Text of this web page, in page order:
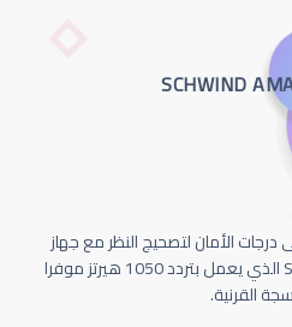
درجات الأمان لتصحيج النظر مع جهاز
Schwind Amaris 1050 الذي يعمل بتردد 1050 هيرتز موفرا
القرنية.